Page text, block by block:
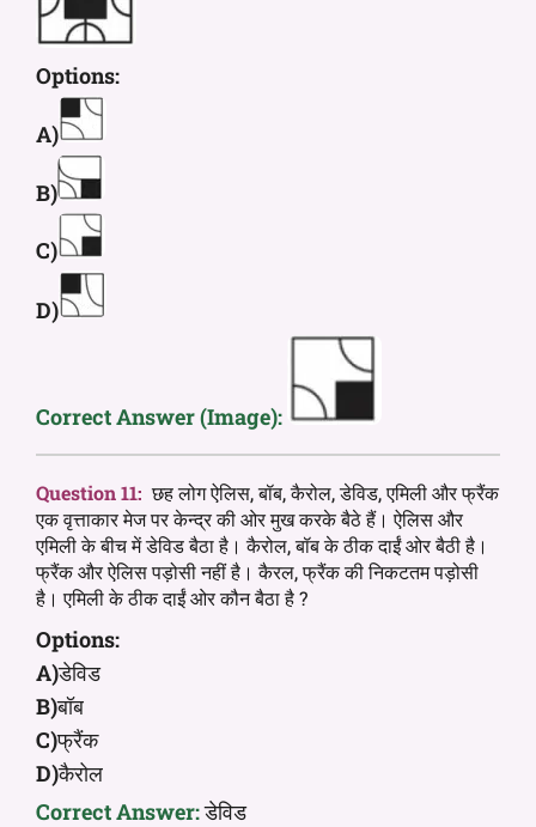
Options:
A)
B)
C)
D)
Correct Answer (Image):
Question 11: छह लोग ऐलिस, बॉब, कैरोल, डेविड, एमिली और फ्रैंक
एक वृत्ताकार मेज पर केन्द्र की ओर मुख करके बैठे हैं। ऐलिस और
एमिली के बीच में डेविड बैठा है। कैरोल, बॉब के ठीक दाईं ओर बैठी है।
फ्रैंक और ऐलिस पड़ोसी नहीं है। कैरल, फ्रैंक की निकटतम पड़ोसी
है। एमिली के ठीक दाईं ओर कौन बैठा है ?
Options:
A)डेविड
B)बॉब
C)फ्रैंक
D)कैरोल
Correct Answer:डेविड